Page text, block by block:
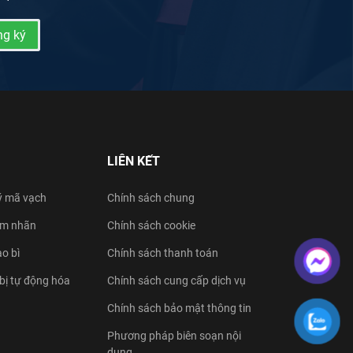
ký
mã vạch
nhãn
bì
tự động hóa
LIÊN KẾT
Chính sách chung
Chính sách cookie
Chính sách thanh toán
Chính sách cung cấp dịch vụ
Chính sách bảo mật thông tin
Phương pháp biên soạn nội